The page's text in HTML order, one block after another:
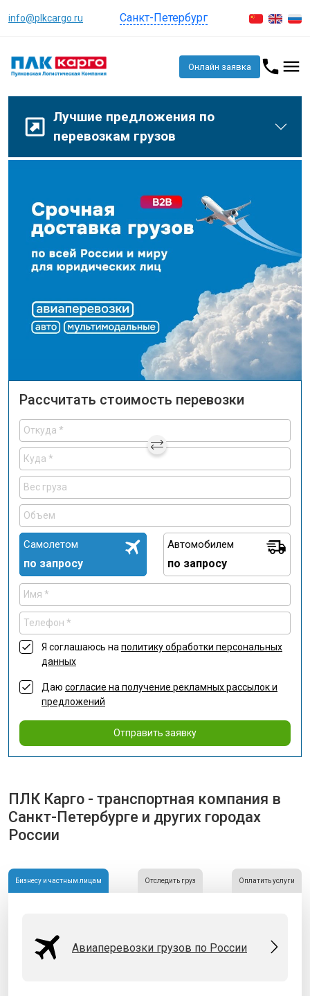
info@plkcargo.ru Санкт-Петербург
Онлайн заявка
Лучшие предложения по
перевозкам грузов
Рассчитать стоимость перевозки
Самолетом
по запросу
Автомобилем
по запросу
Я соглашаюсь на политику обработки персональных
данных
Даю согласие на получение рекламных рассылок и
предложений
Отправить заявку
ПЛК Карго - транспортная компания в
Санкт-Петербурге и других городах
России
Бизнесу и частным лицам Отследить груз Оплатить услуги
Авиаперевозки грузов по России